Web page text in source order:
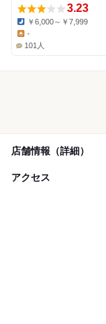
3.23
Dinner:
￥6,000～￥7,999
-
101人
店舗情報（詳細）
アクセス